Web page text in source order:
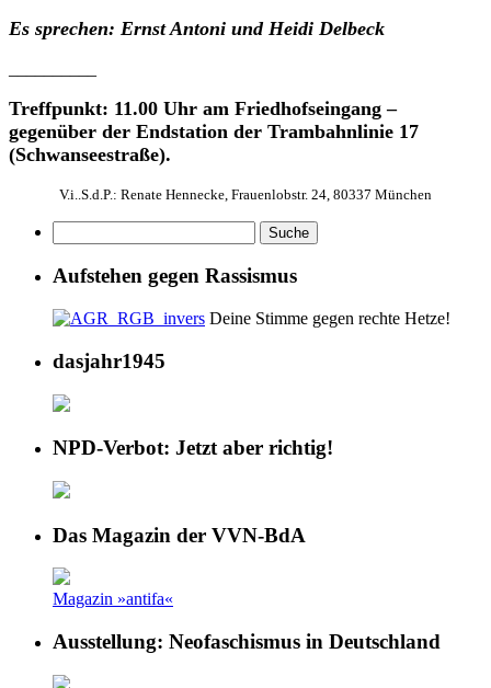
Es sprechen: Ernst Antoni und Heidi Delbeck
Treffpunkt: 11.00 Uhr am Friedhofseingang –
gegenüber der Endstation der Trambahnlinie 17
(Schwanseestraße).
V.i..S.d.P.: Renate Hennecke, Frauenlobstr. 24, 80337 München
Aufstehen gegen Rassismus
Deine Stimme gegen rechte Hetze!
dasjahr1945
NPD-Verbot: Jetzt aber richtig!
Das Magazin der VVN-BdA
Magazin »antifa«
Ausstellung: Neofaschismus in Deutschland